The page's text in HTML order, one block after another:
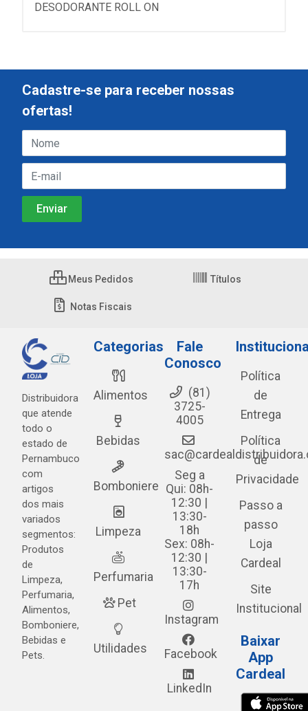
DESODORANTE ROLL ON
Cadastre-se para receber nossas
ofertas!
Meus Pedidos Títulos
Notas Fiscais
Distribuidora
que atende
todo o
estado de
Pernambuco
com
artigos
dos mais
variados
segmentos:
Produtos
de
Limpeza,
Perfumaria,
Alimentos,
Bomboniere,
Bebidas e
Pets.
Categorias
Alimentos
Bebidas
Bomboniere
Limpeza
Perfumaria
Pet
Utilidades
Fale
Conosco
(81)
3725-
4005
Seg a
Qui: 08h-
12:30 |
13:30-
18h
Sex: 08h-
12:30 |
13:30-
17h
Instagram
Facebook
LinkedIn
Política
de
Entrega
Política
de
Privacidade
Passo a
passo
Loja
Cardeal
Site
Institucional
Baixar
App
Cardeal